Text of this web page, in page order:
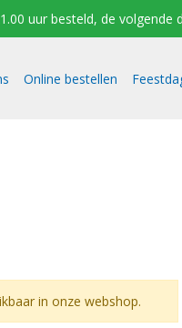
uur besteld, de
Online bestellen
in onze webshop.